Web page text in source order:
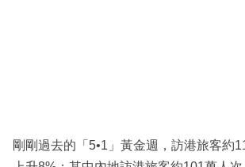
區
剛剛過去的「5•1」黃金週，訪港旅客約